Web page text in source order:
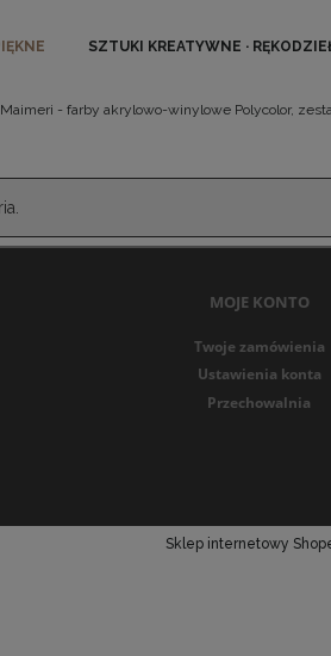
SZTUKI KREATYWNE ·
Maimeri - farby akrylowo-winylowe Polycolor,
MOJE KONTO
Twoje zamówienia
Ustawienia konta
Przechowalnia
Sklep internetowy